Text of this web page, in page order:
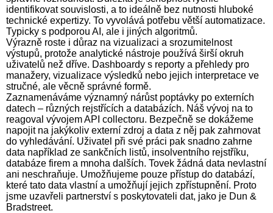
identifikovat souvislosti, a to ideálně bez nutnosti hluboké
technické expertizy. To vyvolává potřebu větší automatizace.
Typicky s podporou AI, ale i jiných algoritmů.
Výrazně roste i důraz na vizualizaci a srozumitelnost
výstupů, protože analytické nástroje používá širší okruh
uživatelů než dříve. Dashboardy s reporty a přehledy pro
manažery, vizualizace výsledků nebo jejich interpretace ve
stručné, ale věcně správné formě.
Zaznamenáváme významný nárůst poptávky po externích
datech – různých rejstřících a databázích. Náš vývoj na to
reagoval vývojem API collectoru. Bezpečně se dokážeme
napojit na jakýkoliv externí zdroj a data z něj pak zahrnovat
do vyhledávání. Uživatel při své práci pak snadno zahrne
data například ze sankčních listů, insolventního rejstříku,
databáze firem a mnoha dalších. Tovek žádná data nevlastní
ani neschraňuje. Umožňujeme pouze přístup do databází,
které tato data vlastní a umožňují jejich zpřístupnění. Proto
jsme uzavřeli partnerství s poskytovateli dat, jako je Dun &
Bradstreet.